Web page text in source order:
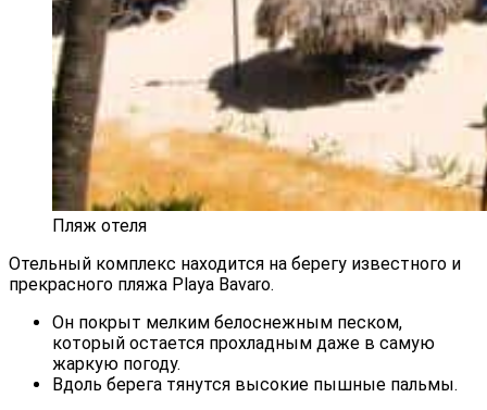
Пляж отеля
Отельный комплекс находится на берегу известного и
прекрасного пляжа Playa Bavaro.
Он покрыт мелким белоснежным песком,
который остается прохладным даже в самую
жаркую погоду.
Вдоль берега тянутся высокие пышные пальмы.